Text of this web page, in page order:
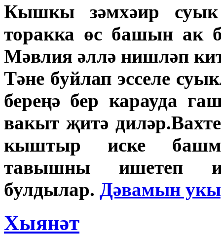
Кышкы зәмхәир суык
торакка өс башын ак
Мәвлия әллә нишләп
Тәне буйлап эсселе
береңә бер карауда
вакыт җитә
кыштыр иске
тавышны ишетеп
булдылар. Дәвамын
Хыянәт